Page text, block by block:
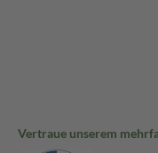
Vertraue unserem